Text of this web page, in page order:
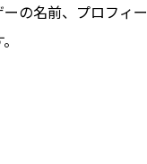
の名前、プロフィ